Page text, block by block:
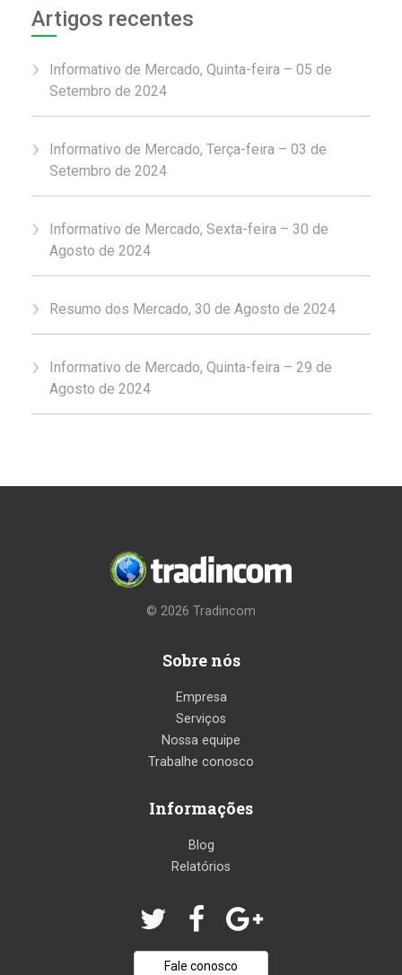
Artigos recentes
Informativo de Mercado, Quinta-feira – 05 de
Setembro de 2024
Informativo de Mercado, Terça-feira – 03 de
Setembro de 2024
Informativo de Mercado, Sexta-feira – 30 de
Agosto de 2024
Resumo dos Mercado, 30 de Agosto de 2024
Informativo de Mercado, Quinta-feira – 29 de
Agosto de 2024
© 2026 Tradincom
Sobre nós
Empresa
Serviços
Nossa equipe
Trabalhe conosco
Informações
Blog
Relatórios
Fale conosco